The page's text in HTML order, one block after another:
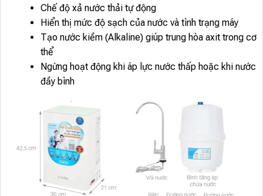
Chế độ xả nước thải tự động
Hiển thị mức độ sạch của nước và tình trạng máy
Tạo nước kiềm (Alkaline) giúp trung hòa axit trong cơ
thể
Ngừng hoạt động khi áp lực nước thấp hoặc khi nước
đầy bình